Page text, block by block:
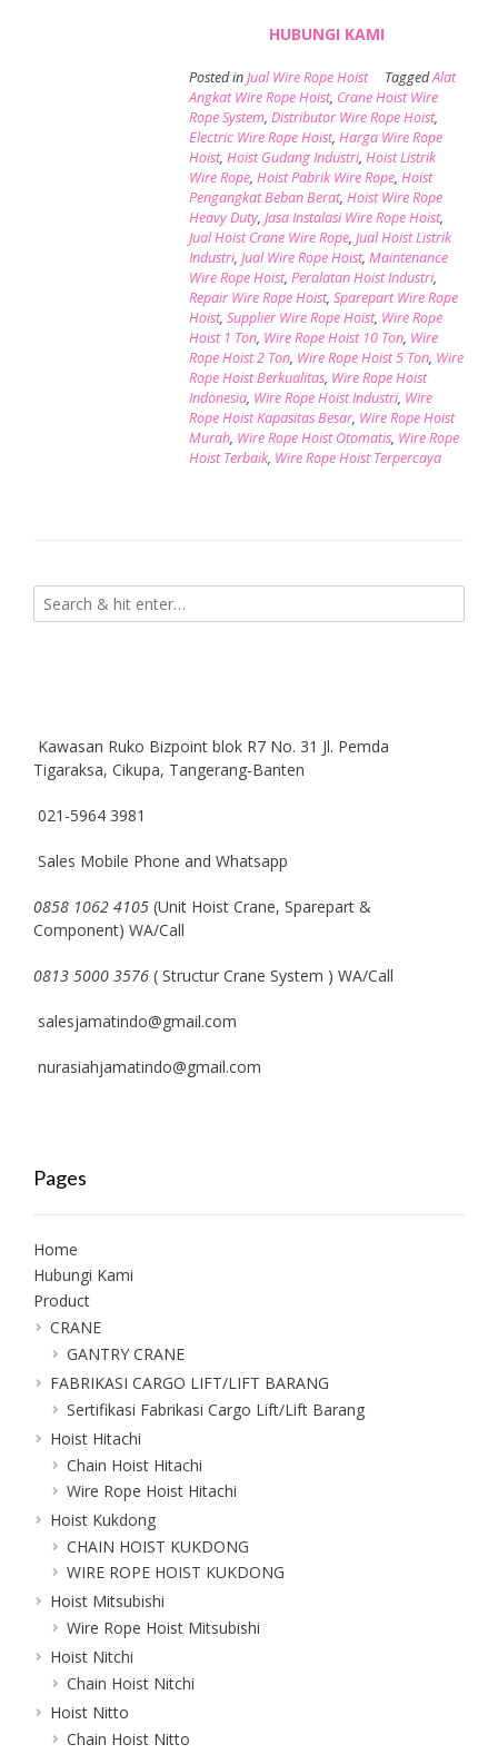
HUBUNGI KAMI
Posted inJual Wire Rope Hoist TaggedAlat
Angkat Wire Rope Hoist, Crane Hoist Wire
Rope System, Distributor Wire Rope Hoist,
Electric Wire Rope Hoist, Harga Wire Rope
Hoist, Hoist Gudang Industri, Hoist Listrik
Wire Rope, Hoist Pabrik Wire Rope, Hoist
Pengangkat Beban Berat, Hoist Wire Rope
Heavy Duty, Jasa Instalasi Wire Rope Hoist,
Jual Hoist Crane Wire Rope, Jual Hoist Listrik
Industri, Jual Wire Rope Hoist, Maintenance
Wire Rope Hoist, Peralatan Hoist Industri,
Repair Wire Rope Hoist, Sparepart Wire Rope
Hoist, Supplier Wire Rope Hoist, Wire Rope
Hoist 1 Ton, Wire Rope Hoist 10 Ton, Wire
Rope Hoist 2 Ton, Wire Rope Hoist 5 Ton, Wire
Rope Hoist Berkualitas, Wire Rope Hoist
Indonesia, Wire Rope Hoist Industri, Wire
Rope Hoist Kapasitas Besar, Wire Rope Hoist
Murah, Wire Rope Hoist Otomatis, Wire Rope
Hoist Terbaik, Wire Rope Hoist Terpercaya
Kawasan Ruko Bizpoint blok R7 No. 31 Jl. Pemda
Tigaraksa, Cikupa, Tangerang-Banten
021-5964 3981
Sales Mobile Phone and Whatsapp
0858 1062 4105 (Unit Hoist Crane, Sparepart &
Component) WA/Call
0813 5000 3576 ( Structur Crane System ) WA/Call
salesjamatindo@gmail.com
nurasiahjamatindo@gmail.com
Pages
Home
Hubungi Kami
Product
CRANE
GANTRY CRANE
FABRIKASI CARGO LIFT/LIFT BARANG
Sertifikasi Fabrikasi Cargo Lift/Lift Barang
Hoist Hitachi
Chain Hoist Hitachi
Wire Rope Hoist Hitachi
Hoist Kukdong
CHAIN HOIST KUKDONG
WIRE ROPE HOIST KUKDONG
Hoist Mitsubishi
Wire Rope Hoist Mitsubishi
Hoist Nitchi
Chain Hoist Nitchi
Hoist Nitto
Chain Hoist Nitto